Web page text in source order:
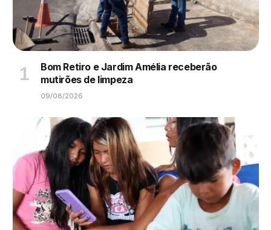
Bom Retiro e Jardim Amélia receberão
mutirões de limpeza
09/08/2026